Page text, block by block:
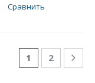
Сравнить
1 2